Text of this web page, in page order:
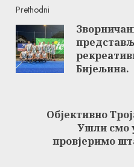
Continue
Reading
Prethodni
Бијељина.
Објективно
Ушли смо
провјеримо